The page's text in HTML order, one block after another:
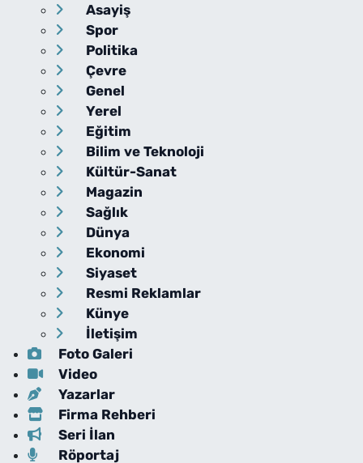
Asayiş
Spor
Politika
Çevre
Genel
Yerel
Eğitim
Bilim ve Teknoloji
Kültür-Sanat
Magazin
Sağlık
Dünya
Ekonomi
Siyaset
Resmi Reklamlar
Künye
İletişim
Foto Galeri
Video
Yazarlar
Firma Rehberi
Seri İlan
Röportaj